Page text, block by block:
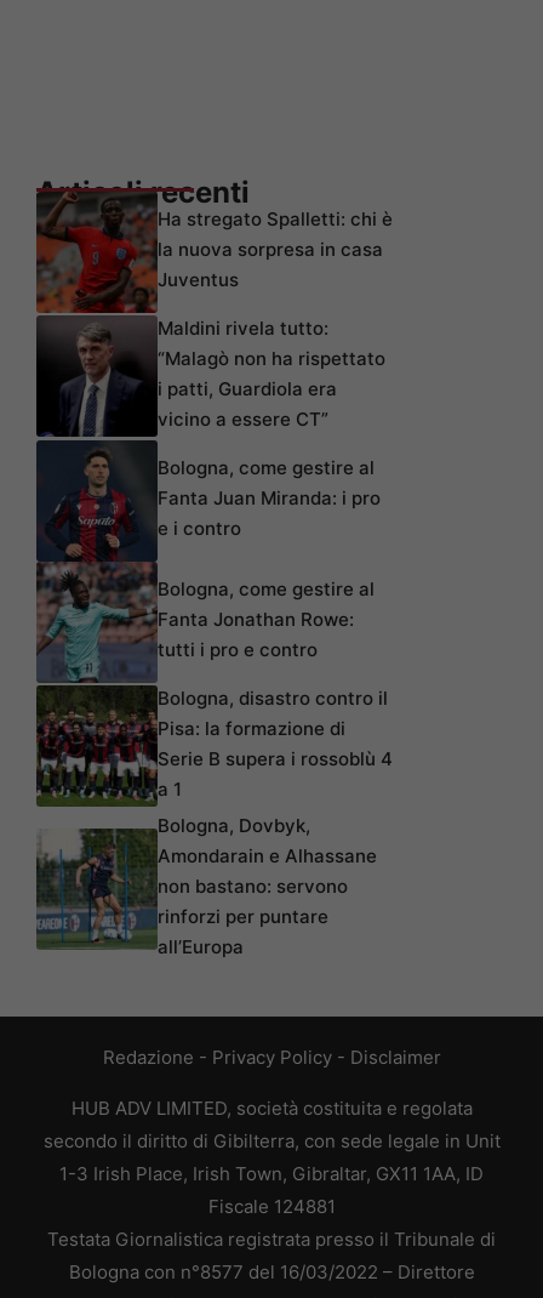
Articoli recenti
Ha stregato Spalletti: chi è
la nuova sorpresa in casa
Juventus
Maldini rivela tutto:
“Malagò non ha rispettato
i patti, Guardiola era
vicino a essere CT”
Bologna, come gestire al
Fanta Juan Miranda: i pro
e i contro
Bologna, come gestire al
Fanta Jonathan Rowe:
tutti i pro e contro
Bologna, disastro contro il
Pisa: la formazione di
Serie B supera i rossoblù 4
a 1
Bologna, Dovbyk,
Amondarain e Alhassane
non bastano: servono
rinforzi per puntare
all’Europa
Redazione - Privacy Policy- Disclaimer
HUB ADV LIMITED, società costituita e regolata
secondo il diritto di Gibilterra, con sede legale in Unit
1-3 Irish Place, Irish Town, Gibraltar, GX11 1AA, ID
Fiscale 124881
Testata Giornalistica registrata presso il Tribunale di
Bologna con n°8577 del 16/03/2022 – Direttore